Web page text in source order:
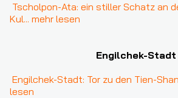
Tscholpon-Ata: ein stiller Schatz an
Kul... mehr lesen
Engilchek-Stadt
Engilchek-Stadt: Tor zu den Tien-
lesen